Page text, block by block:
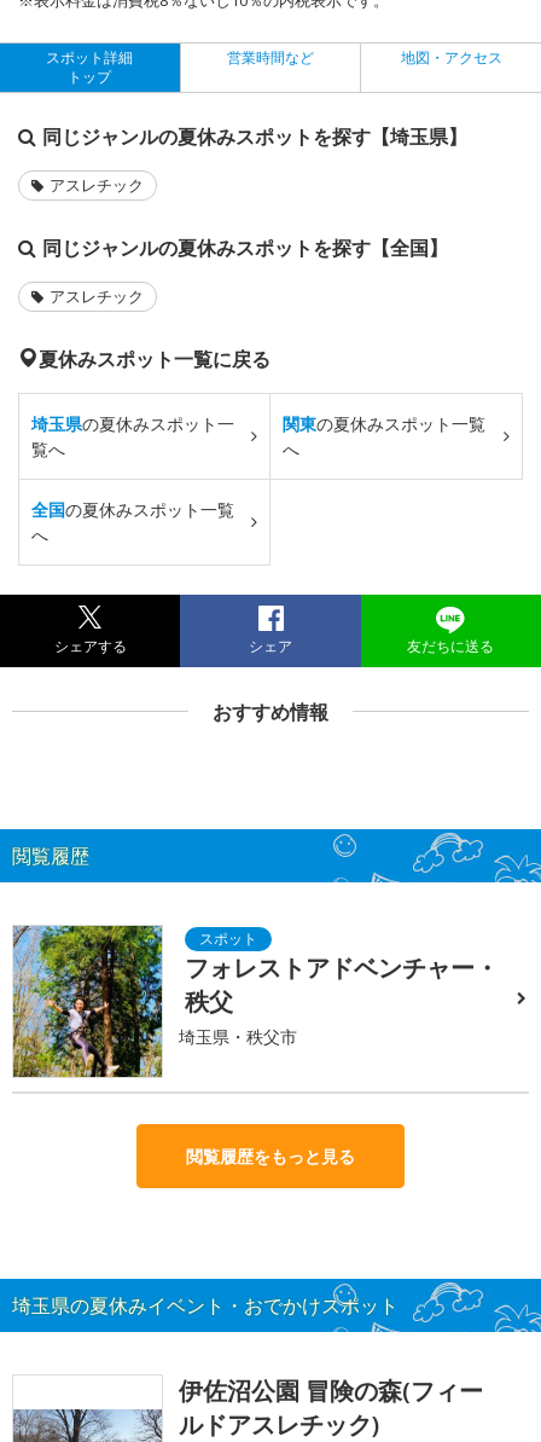
スポット詳細
トップ
営業時間など 地図・アクセス
同じジャンルの夏休みスポットを探す【埼玉県】
アスレチック
同じジャンルの夏休みスポットを探す【全国】
アスレチック
夏休みスポット一覧に戻る
埼玉県の夏休みスポット一
覧へ
関東の夏休みスポット一覧
へ
全国の夏休みスポット一覧
へ
シェアする シェア 友だちに送る
おすすめ情報
閲覧履歴
フォレストアドベンチャー・
秩父
埼玉県・秩父市
閲覧履歴をもっと見る
埼玉県の夏休みイベント・おでかけスポット
伊佐沼公園 冒険の森(フィー
ルドアスレチック)